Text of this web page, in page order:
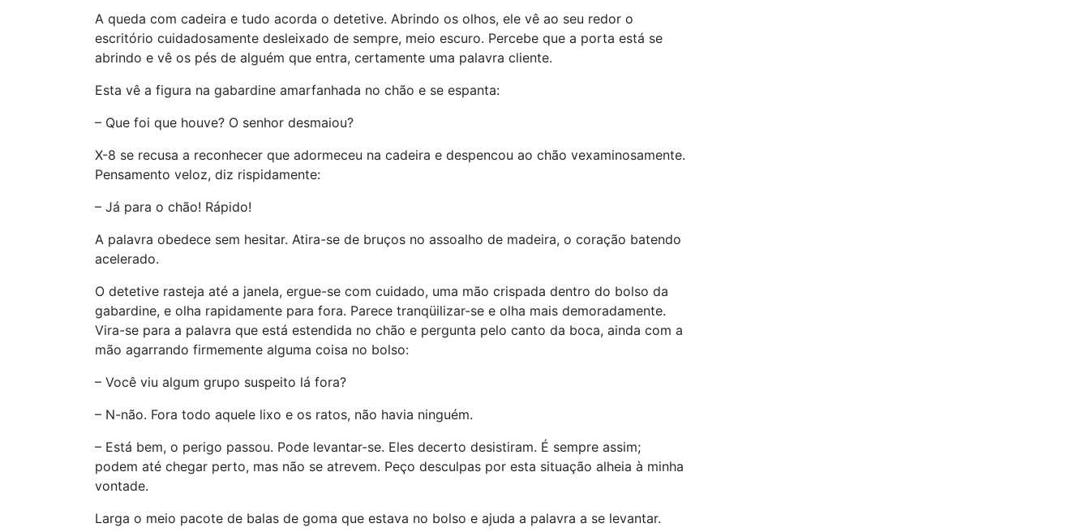
A queda com cadeira e tudo acorda o detetive. Abrindo os olhos, ele vê ao seu redor o
escritório cuidadosamente desleixado de sempre, meio escuro. Percebe que a porta está se
abrindo e vê os pés de alguém que entra, certamente uma palavra cliente.
Esta vê a figura na gabardine amarfanhada no chão e se espanta:
– Que foi que houve? O senhor desmaiou?
X-8 se recusa a reconhecer que adormeceu na cadeira e despencou ao chão vexaminosamente.
Pensamento veloz, diz rispidamente:
– Já para o chão! Rápido!
A palavra obedece sem hesitar. Atira-se de bruços no assoalho de madeira, o coração batendo
acelerado.
O detetive rasteja até a janela, ergue-se com cuidado, uma mão crispada dentro do bolso da
gabardine, e olha rapidamente para fora. Parece tranqüilizar-se e olha mais demoradamente.
Vira-se para a palavra que está estendida no chão e pergunta pelo canto da boca, ainda com a
mão agarrando firmemente alguma coisa no bolso:
– Você viu algum grupo suspeito lá fora?
– N-não. Fora todo aquele lixo e os ratos, não havia ninguém.
– Está bem, o perigo passou. Pode levantar-se. Eles decerto desistiram. É sempre assim;
podem até chegar perto, mas não se atrevem. Peço desculpas por esta situação alheia à minha
vontade.
Larga o meio pacote de balas de goma que estava no bolso e ajuda a palavra a se levantar.